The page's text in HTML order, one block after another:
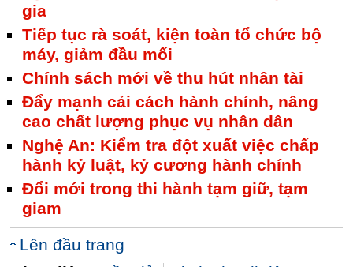
gia
Tiếp tục rà soát, kiện toàn tổ chức bộ
máy, giảm đầu mối
Chính sách mới về thu hút nhân tài
Đẩy mạnh cải cách hành chính, nâng
cao chất lượng phục vụ nhân dân
Nghệ An: Kiểm tra đột xuất việc chấp
hành kỷ luật, kỷ cương hành chính
Đổi mới trong thi hành tạm giữ, tạm
giam
Lên đầu trang